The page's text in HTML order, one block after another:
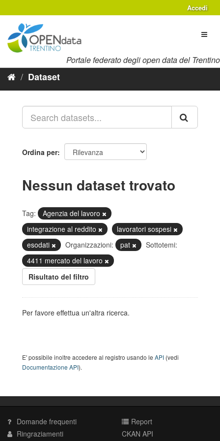
al
contenuto
Accedi
Portale federato degli open data del Trentino
Dataset
Ordina per
Nessun dataset trovato
Tag:
Agenzia del lavoro
integrazione al reddito
lavoratori sospesi
esodati
Organizzazioni: pat
Sottotemi:
4411 mercato del lavoro
Risultato del filtro
Per favore effettua un'altra ricerca.
E' possibile inoltre accedere al registro usando le API (vedi
Documentazione API).
Domande frequenti
Ringraziamenti
Report
CKAN API